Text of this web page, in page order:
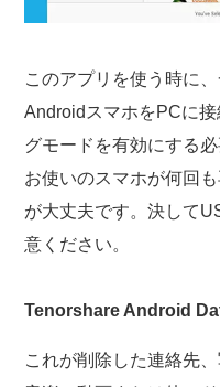
このアプリを使う時に
AndroidスマホをPCに
グモードを有効にする
お使いのスマホが何回
が大丈夫です。決して
意ください。
Tenorshare Android
これが削除した連絡先